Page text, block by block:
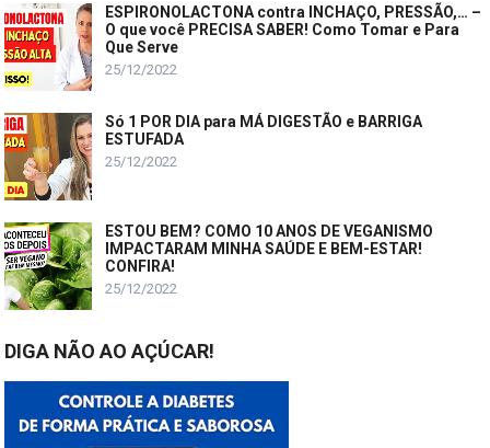
ESPIRONOLACTONA contra INCHAÇO, PRESSÃO,… –
O que você PRECISA SABER! Como Tomar e Para
Que Serve
25/12/2022
Só 1 POR DIA para MÁ DIGESTÃO e BARRIGA
ESTUFADA
25/12/2022
ESTOU BEM? COMO 10 ANOS DE VEGANISMO
IMPACTARAM MINHA SAÚDE E BEM-ESTAR!
CONFIRA!
25/12/2022
DIGA NÃO AO AÇÚCAR!